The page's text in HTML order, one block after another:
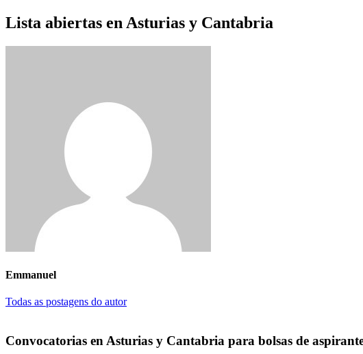
Lista abiertas en Asturias y Cantabria
Emmanuel
Todas as postagens do autor
Convocatorias en Asturias y Cantabria para bolsas de